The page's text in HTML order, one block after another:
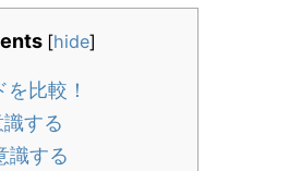
[hide]
比較！
する
識する